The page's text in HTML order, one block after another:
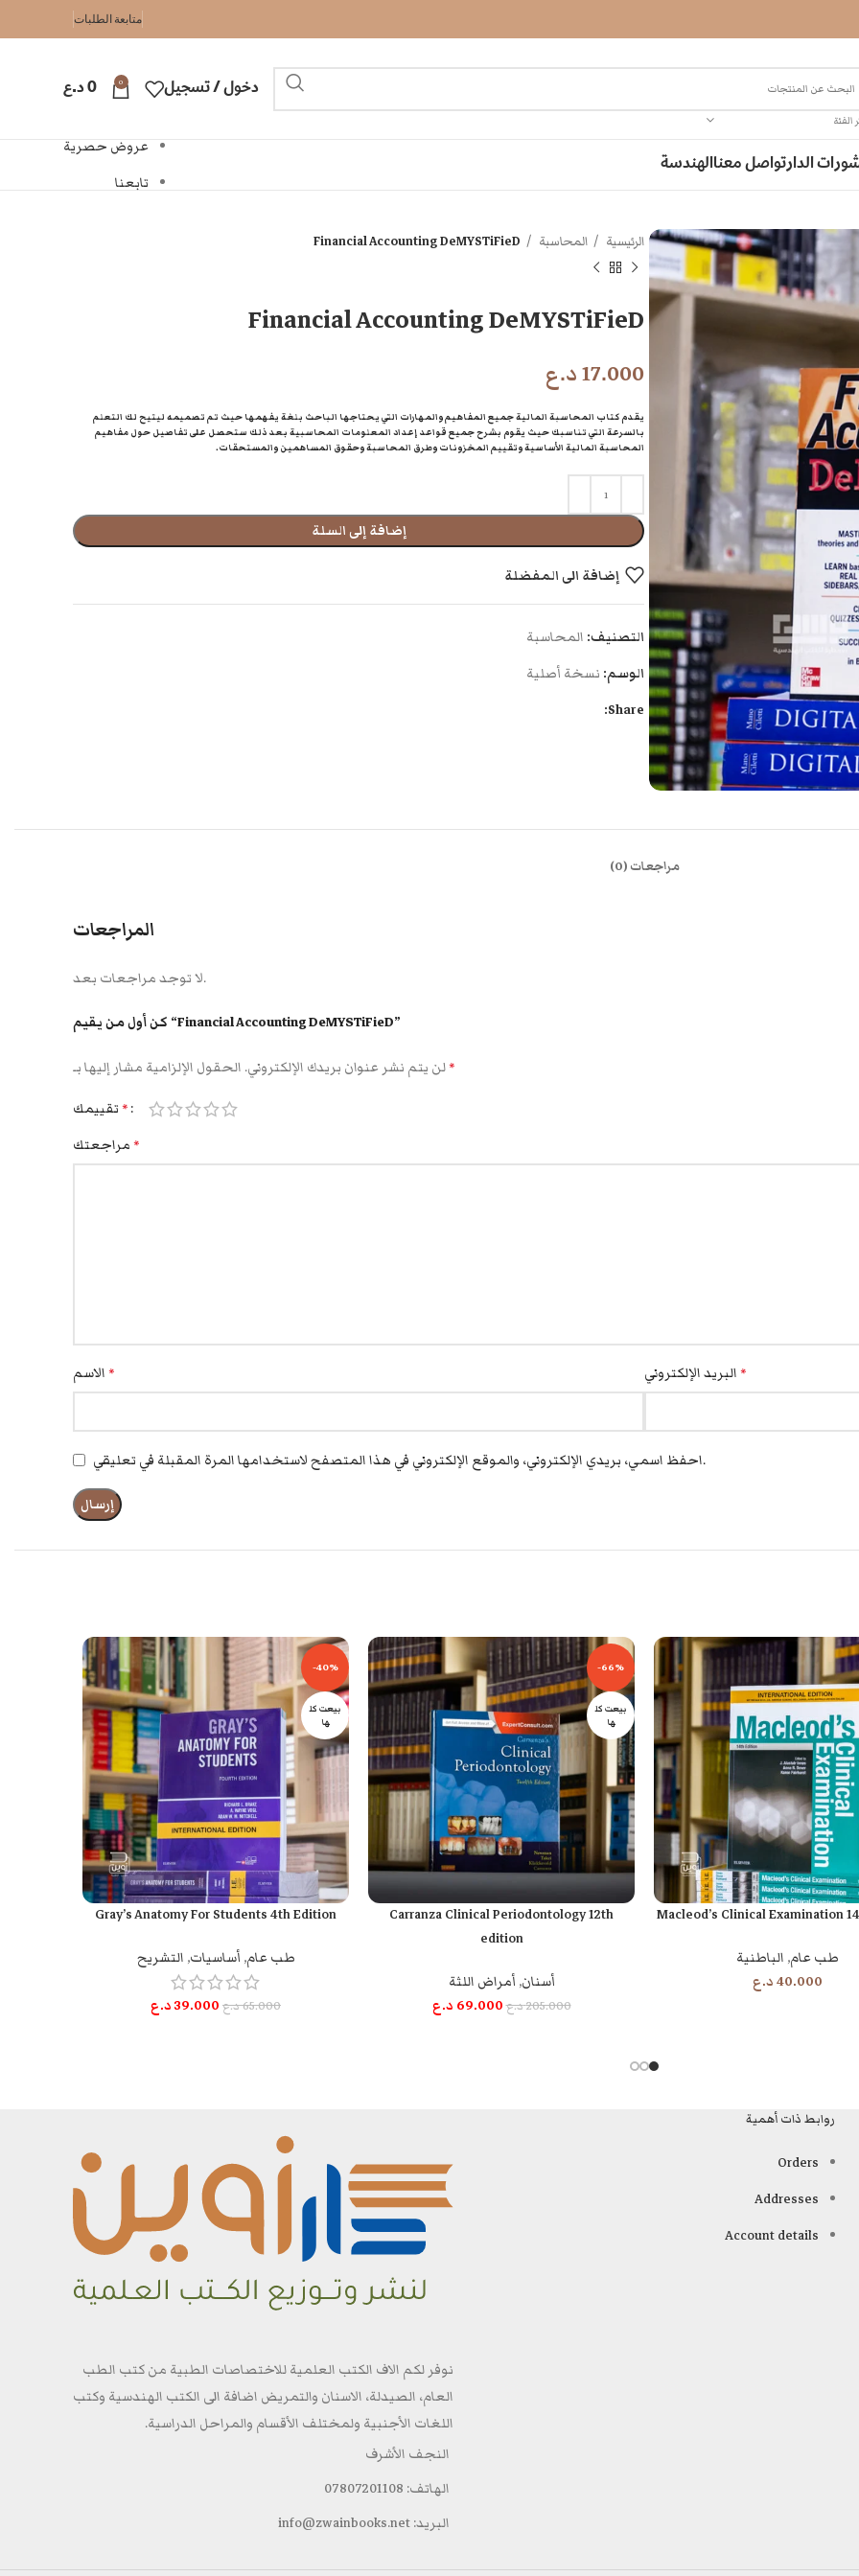
متابعة الطلبات
الفئة
دخول / تسجيل 0
0د.ع
الدارتواصل معناالهندسة
عروض حصرية
تابعنا
الرئيسية المحاسبة Financial Accounting DeMYSTiFieD
Financial Accounting DeMYSTiFieD
17.000د.ع
يقدم كتاب المحاسبة المالية جميع المفاهيم والمهارات التي يحتاجها الباحث بلغة يفهمها حيث تم تصميمه ليتيح لك التعلم
بالسرعة التي تناسبك حيث يقوم بشرح جميع قواعد إعداد المعلومات المحاسبية بعد ذلك ستحصل على تفاصيل حول مفاهيم
المحاسبة المالية الأساسية وتقييم المخزونات وطرق المحاسبة وحقوق المساهمين والمستحقات.
إضافة إلى السلة
إضافة الى المفضلة
التصنيف: المحاسبة
الوسم: نسخة أصلية
Share:
مراجعات (0)
المراجعات
لا توجد مراجعات بعد.
كن أول من يقيم “Financial Accounting DeMYSTiFieD”
لن يتم نشر عنوان بريدك الإلكتروني.*
*
*
* *
احفظ اسمي، بريدي الإلكتروني، والموقع الإلكتروني في هذا المتصفح لاستخدامها المرة المقبلة في تعليقي.
Macleod’s Clinical Examination
طب عام, الباطنية
40.000د.ع
-66%
بيعت كل
ها
قراءة المزيد
Carranza Clinical Periodontology 12th
edition
أسنان, أمراض اللثة
205.000د.ع69.000 د.ع
-40%
بيعت كل
ها
قراءة المزيد
Gray’s Anatomy For Students 4th Edition
طب عام, أساسيات, التشريح
65.000د.ع 39.000د.ع
روابط ذات أهمية
Orders
Addresses
Account details
نوفر لكم الاف الكتب العلمية للاختصاصات الطبية من كتب الطب
العام، الصيدلة، الاسنان والتمريض اضافة الى الكتب الهندسية وكتب
اللغات الأجنبية ولمختلف الأقسام والمراحل الدراسية.
النجف الأشرف
الهاتف: 07807201108
البريد: info@zwainbooks.net